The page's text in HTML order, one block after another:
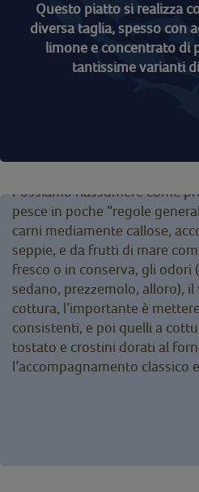
Questo piatto si realizza
diversa taglia, spesso con
limone e concentrato di
tantissime varianti
Possiamo riassumere come
pesce in poche “regole
carni mediamente callose,
seppie, e da frutti di mare
fresco o in conserva, gli odori
sedano, prezzemolo, alloro),
cottura, l’importante è
consistenti, e poi quelli a
tostato e crostini dorati al
l’accompagnamento classico